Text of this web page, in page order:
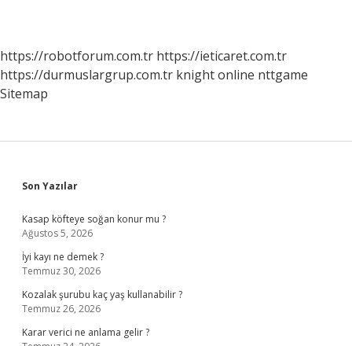
https://robotforum.com.tr https://ieticaret.com.tr
https://durmuslargrup.com.tr knight online nttgame
Sitemap
Sidebar
Son Yazılar
Kasap köfteye soğan konur mu ?
Ağustos 5, 2026
İyi kayı ne demek ?
Temmuz 30, 2026
Kozalak şurubu kaç yaş kullanabilir ?
Temmuz 26, 2026
Karar verici ne anlama gelir ?